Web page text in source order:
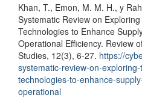
Khan, T., Emon, M. M. H., y
Systematic Review on
Technologies to Enhance
Operational Efficiency. Review
Studies, 12(3), 6-27. https://
systematic-review-on-
technologies-to-enhance-
operational